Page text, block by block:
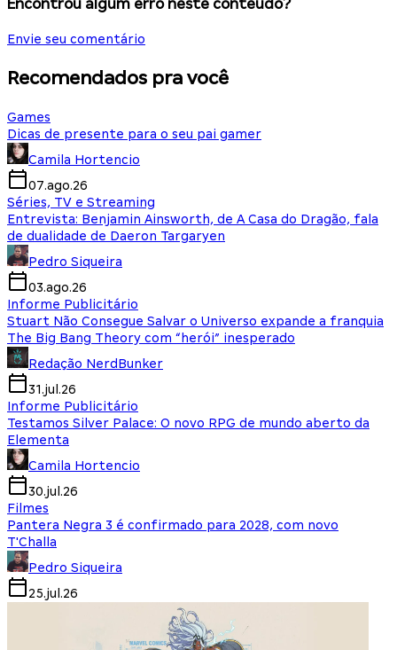
Encontrou algum erro neste conteúdo?
Envie seu comentário
Recomendados pra você
Games
Dicas de presente para o seu pai gamer
Camila Hortencio
07.ago.26
Séries, TV e Streaming
Entrevista: Benjamin Ainsworth, de A Casa do Dragão, fala
de dualidade de Daeron Targaryen
Pedro Siqueira
03.ago.26
Informe Publicitário
Stuart Não Consegue Salvar o Universo expande a franquia
The Big Bang Theory com “herói” inesperado
Redação NerdBunker
31.jul.26
Informe Publicitário
Testamos Silver Palace: O novo RPG de mundo aberto da
Elementa
Camila Hortencio
30.jul.26
Filmes
Pantera Negra 3 é confirmado para 2028, com novo
T'Challa
Pedro Siqueira
25.jul.26